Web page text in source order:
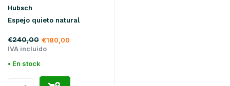
Hubsch
Espejo quieto natural
€240,00 €180,00
IVA incluido
• En stock